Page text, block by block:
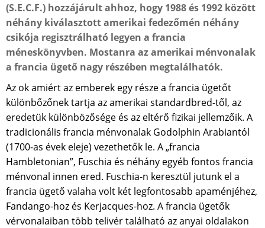
(S.E.C.F.) hozzájárult ahhoz, hogy 1988 és 1992 között
néhány kiválasztott amerikai fedezőmén néhány
csikója regisztrálható legyen a francia
méneskönyvben. Mostanra az amerikai ménvonalak
a francia ügető nagy részében megtalálhatók.
Az ok amiért az emberek egy része a francia ügetőt
különbőzőnek tartja az amerikai standardbred-től, az
eredetük különbözősége és az eltérő fizikai jellemzőik. A
tradicionális francia ménvonalak Godolphin Arabiantól
(1700-as évek eleje) vezethetők le. A „francia
Hambletonian”, Fuschia és néhány egyéb fontos francia
ménvonal innen ered. Fuschia-n keresztül jutunk el a
francia ügető valaha volt két legfontosabb apaménjéhez,
Fandango-hoz és Kerjacques-hoz. A francia ügetők
vérvonalaiban több telivér található az anyai oldalakon